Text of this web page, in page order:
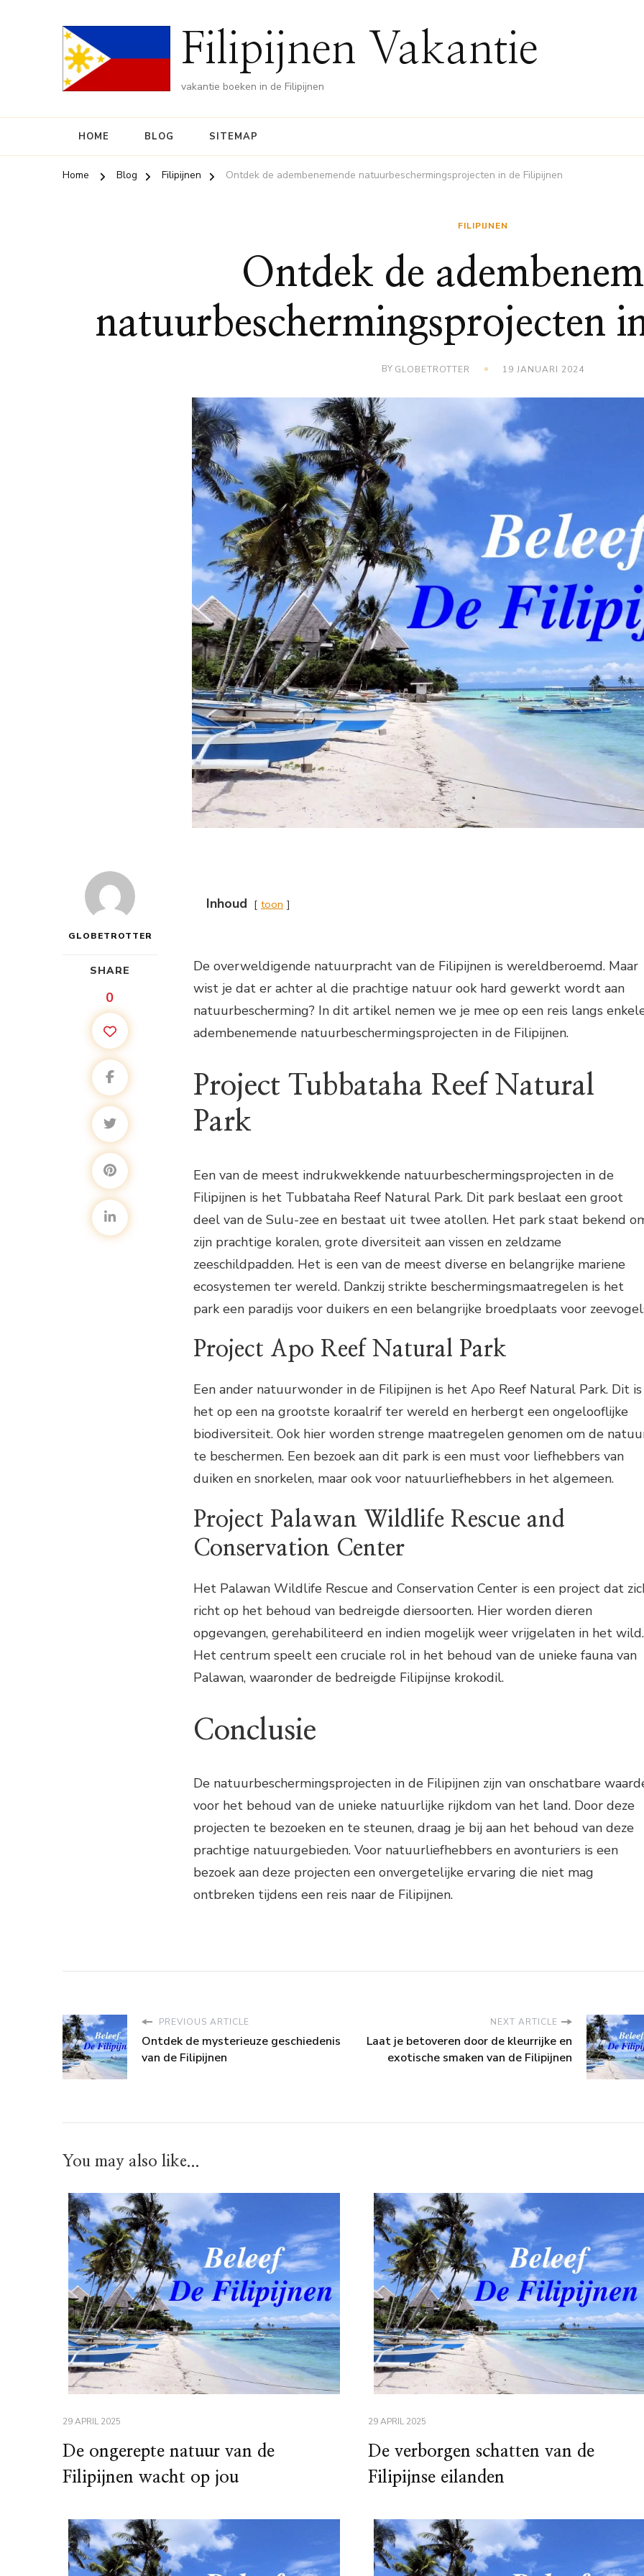
Filipijnen Vakantie
vakantie boeken in de Filipijnen
HOME BLOG SITEMAP
Home Blog Filipijnen Ontdek de adembenemende natuurbeschermingsprojecten in de Filipijnen
FILIPIJNEN
Ontdek de
natuurbeschermingsprojecten
BY GLOBETROTTER 19 JANUARI 2024
GLOBETROTTER
SHARE
0
Inhoud toon
De overweldigende natuurpracht van de Filipijnen is wereldberoemd. Maar
wist je dat er achter al die prachtige natuur ook hard gewerkt wordt aan
natuurbescherming? In dit artikel nemen we je mee op een reis langs
adembenemende natuurbeschermingsprojecten in de Filipijnen.
Project Tubbataha Reef Natural
Park
Een van de meest indrukwekkende natuurbeschermingsprojecten in de
Filipijnen is het Tubbataha Reef Natural Park. Dit park beslaat een groot
deel van de Sulu-zee en bestaat uit twee atollen. Het park staat bekend
zijn prachtige koralen, grote diversiteit aan vissen en zeldzame
zeeschildpadden. Het is een van de meest diverse en belangrijke mariene
ecosystemen ter wereld. Dankzij strikte beschermingsmaatregelen is het
park een paradijs voor duikers en een belangrijke broedplaats voor
Project Apo Reef Natural Park
Een ander natuurwonder in de Filipijnen is het Apo Reef Natural Park. Dit is
het op een na grootste koraalrif ter wereld en herbergt een ongelooflijke
biodiversiteit. Ook hier worden strenge maatregelen genomen om de
te beschermen. Een bezoek aan dit park is een must voor liefhebbers van
duiken en snorkelen, maar ook voor natuurliefhebbers in het algemeen.
Project Palawan Wildlife Rescue and
Conservation Center
Het Palawan Wildlife Rescue and Conservation Center is een project dat
richt op het behoud van bedreigde diersoorten. Hier worden dieren
opgevangen, gerehabiliteerd en indien mogelijk weer vrijgelaten in het wild.
Het centrum speelt een cruciale rol in het behoud van de unieke fauna van
Palawan, waaronder de bedreigde Filipijnse krokodil.
Conclusie
De natuurbeschermingsprojecten in de Filipijnen zijn van onschatbare
voor het behoud van de unieke natuurlijke rijkdom van het land. Door deze
projecten te bezoeken en te steunen, draag je bij aan het behoud van deze
prachtige natuurgebieden. Voor natuurliefhebbers en avonturiers is een
bezoek aan deze projecten een onvergetelijke ervaring die niet mag
ontbreken tijdens een reis naar de Filipijnen.
PREVIOUS ARTICLE
Ontdek de mysterieuze geschiedenis
van de Filipijnen
NEXT ARTICLE
Laat je betoveren door de kleurrijke en
exotische smaken van de Filipijnen
You may also like...
29 APRIL 2025
De ongerepte natuur van de
Filipijnen wacht op jou
29 APRIL 2025
De verborgen schatten van de
Filipijnse eilanden